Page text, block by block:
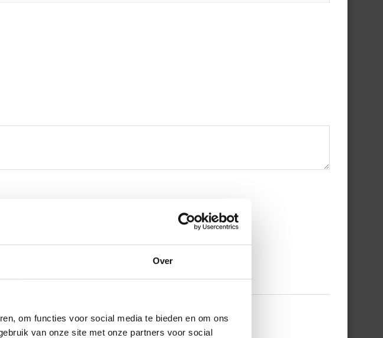
Over
om functies voor social media te bieden en om ons
van onze site met onze partners voor social